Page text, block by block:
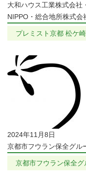
大和ハウス工業株式会社
NIPPO・総合地所株式
プレミスト京都 松ケ
2024年11月8日
京都市フウラン保全グル
京都市フウラン保全グ